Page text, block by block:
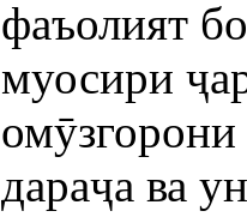
фаъолият
муосири
дараҷа ва